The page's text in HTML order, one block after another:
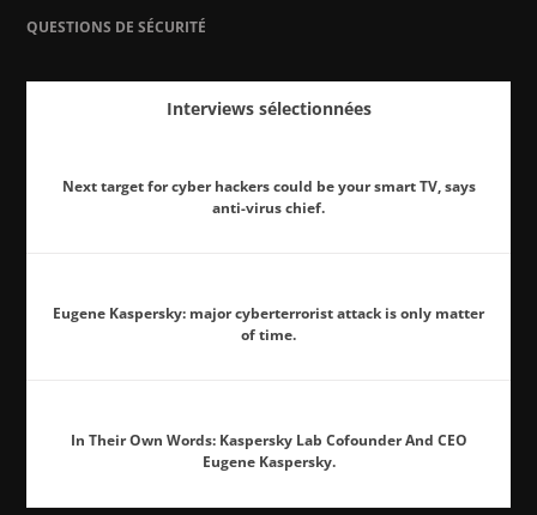
QUESTIONS DE SÉCURITÉ
Interviews sélectionnées
Next target for cyber hackers could be your smart TV, says
anti-virus chief.
Eugene Kaspersky: major cyberterrorist attack is only matter
of time.
In Their Own Words: Kaspersky Lab Cofounder And CEO
Eugene Kaspersky.